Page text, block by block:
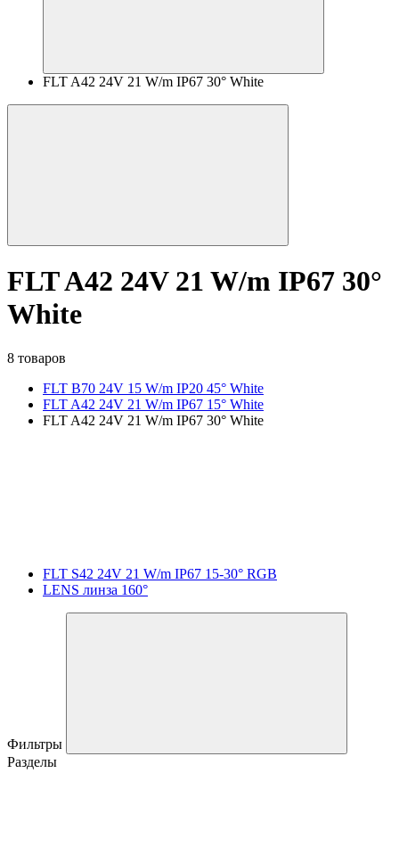
FLT A42 24V 21 W/m IP67 30° White
FLT A42 24V 21 W/m IP67 30°
White
8 товаров
FLT B70 24V 15 W/m IP20 45° White
FLT A42 24V 21 W/m IP67 15° White
FLT A42 24V 21 W/m IP67 30° White
FLT S42 24V 21 W/m IP67 15-30° RGB
LENS линза 160°
Фильтры
Разделы